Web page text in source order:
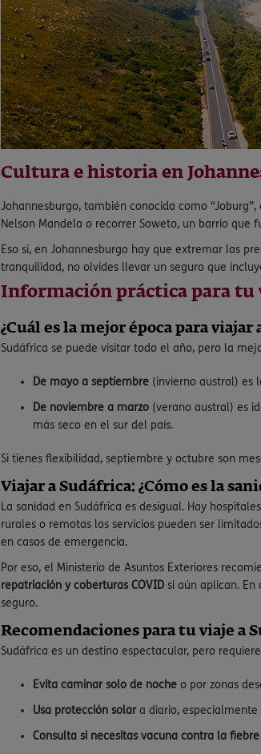
Cultura e historia en
Johannesburgo, también conocida como
Nelson Mandela o recorrer Soweto, un barrio
Eso sí, en Johannesburgo hay que extremar las
tranquilidad, no olvides llevar un seguro que
Información práctica para tu
¿Cuál es la mejor época para viajar
Sudáfrica se puede visitar todo el año, pero la
De mayo a septiembre (invierno austral) es
De noviembre a marzo (verano austral) es
más seco en el sur del país.
Si tienes flexibilidad, septiembre y octubre son
Viajar a Sudáfrica: ¿Cómo es la
La sanidad en Sudáfrica es desigual. Hay
rurales o remotas los servicios pueden ser
en casos de emergencia.
Por eso, el Ministerio de Asuntos Exteriores
repatriación y coberturas COVID si aún aplican.
seguro.
Recomendaciones para tu viaje a
Sudáfrica es un destino espectacular, pero
Evita caminar solo de noche o por zonas
Usa protección solara diario, especialmente
Consulta si necesitas vacuna contra la